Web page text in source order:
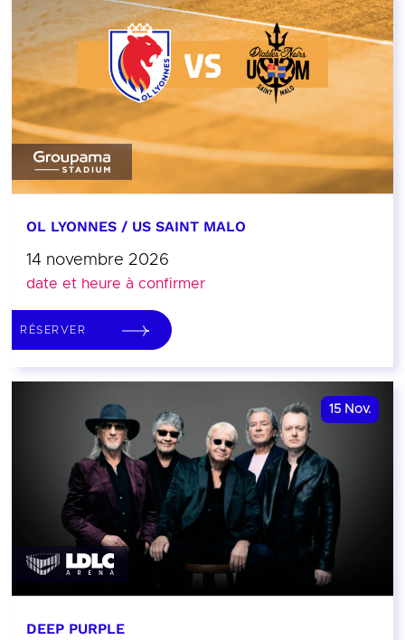
OL LYONNES / US SAINT MALO
14 novembre 2026
date et heure à confirmer
RÉSERVER
15 Nov.
DEEP PURPLE